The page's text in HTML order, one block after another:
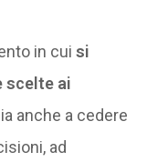
in cui si
scelte ai
anche a cedere
ad